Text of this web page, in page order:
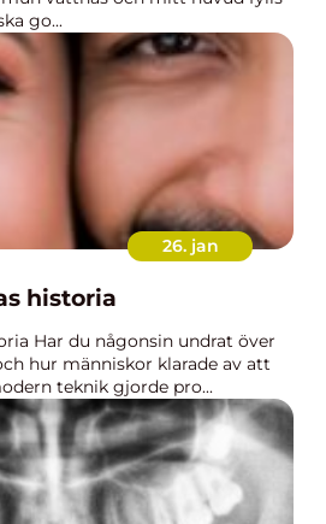
go...
26. jan
historia
Har du någonsin undrat över
hur människor klarade av att
teknik gjorde pro...